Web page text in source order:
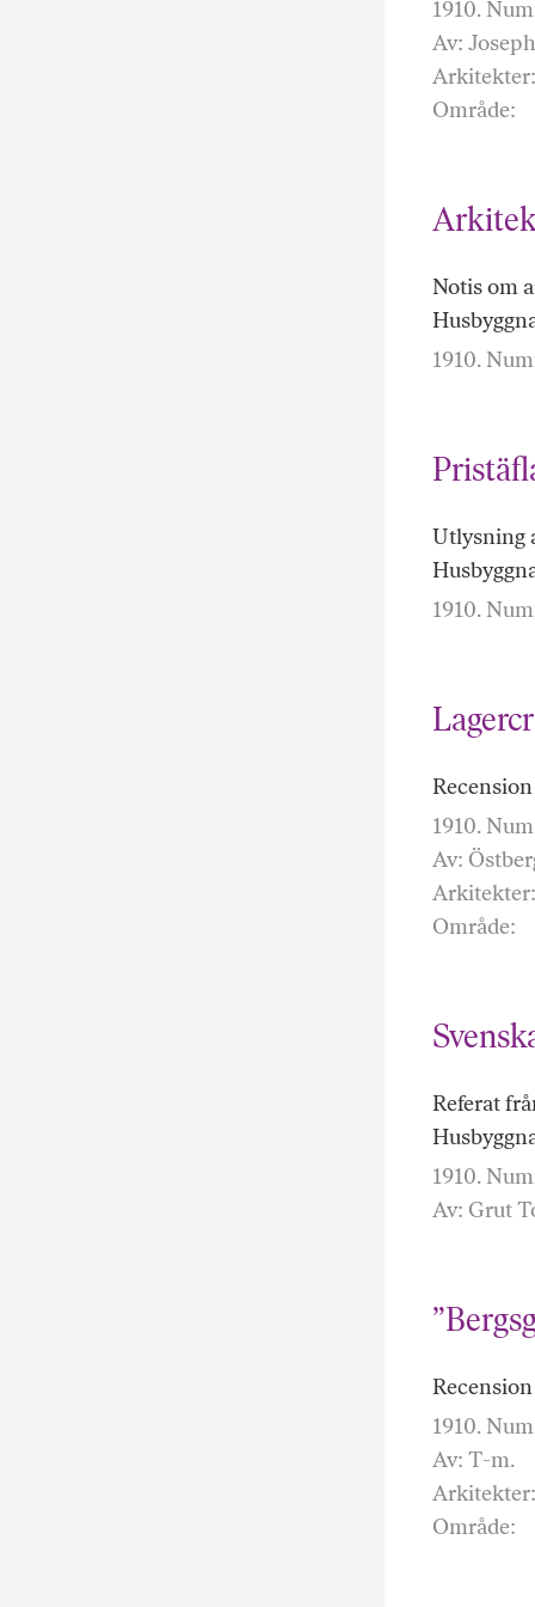
1910.
Av:
Område:
Notis om
1910.
Utlysning
1910.
1910.
Av:
Område:
Referat
1910.
Av: Grut
1910.
Av: T-m.
Område: